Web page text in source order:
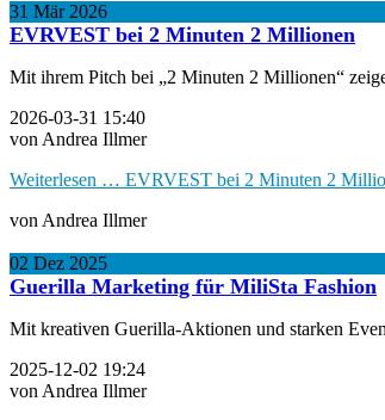
31 Mär 2026
EVRVEST bei 2 Minuten 2 Millionen
Mit ihrem Pitch bei „2 Minuten 2 Millionen“
2026-03-31 15:40
von Andrea Illmer
Weiterlesen … EVRVEST bei 2 Minuten 2
von Andrea Illmer
02 Dez 2025
Guerilla Marketing für MiliSta Fashion
Mit kreativen Guerilla-Aktionen und starken
2025-12-02 19:24
von Andrea Illmer